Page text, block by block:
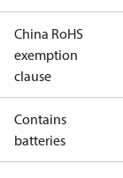
China RoHS
exemption
clause
Contains
batteries